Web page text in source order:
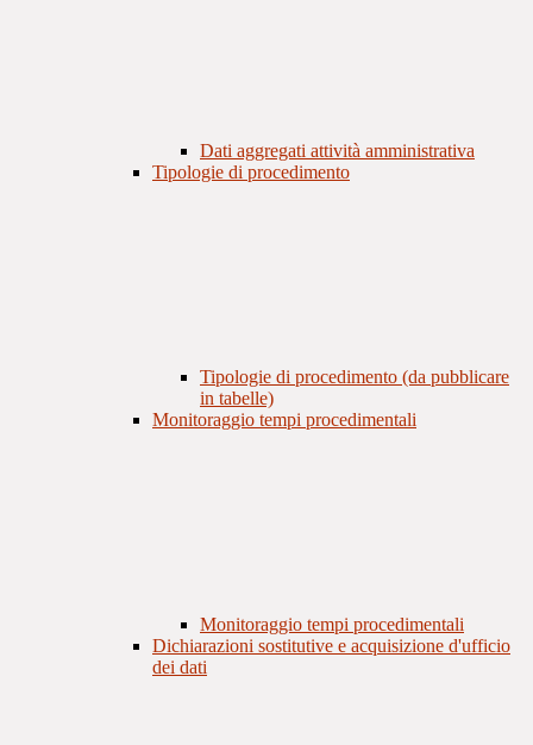
Dati aggregati attività amministrativa
Tipologie di procedimento
Tipologie di procedimento (da pubblicare
in tabelle)
Monitoraggio tempi procedimentali
Monitoraggio tempi procedimentali
Dichiarazioni sostitutive e acquisizione d'ufficio
dei dati